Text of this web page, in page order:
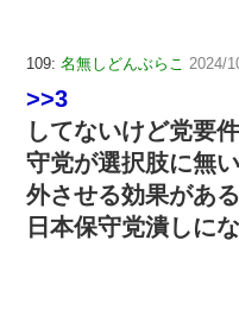
109: 名無しどんぶらこ 2024/
>>3
してないけど党要
守党が選択肢に無
外させる効果がある
日本保守党潰しに